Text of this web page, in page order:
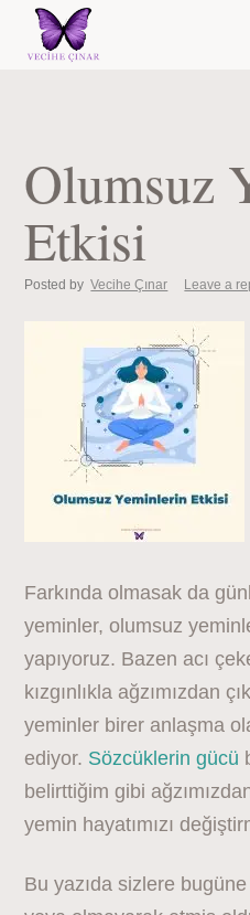
Olumsuz
Etkisi
Posted by Vecihe Çınar Leave a
Farkında olmasak da
yeminler, olumsuz
yapıyoruz. Bazen acı
kızgınlıkla ağzımızdan
yeminler birer anlaşma
ediyor. Sözcüklerin gücü
belirttiğim gibi
yemin hayatımızı
Bu yazıda sizlere